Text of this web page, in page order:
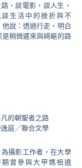
，談電影，談人生，
談生活中的挫折與不
說：透過行走，明白
稍微遲來與崎嶇的路
的朝聖者之路
逸庭／聯合文學
為攝影工作者，在大學
期曾參與大甲媽祖遶